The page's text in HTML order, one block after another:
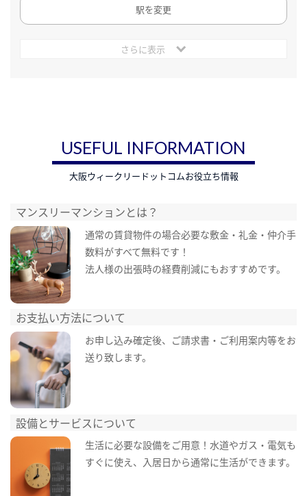
駅を変更
さらに表示
USEFUL INFORMATION
大阪ウィークリードットコムお役立ち情報
マンスリーマンションとは？
通常の賃貸物件の場合必要な敷金・礼金・仲介手
数料がすべて無料です！
法人様の出張時の経費削減にもおすすめです。
お支払い方法について
お申し込み確定後、ご請求書・ご利用案内等をお
送り致します。
設備とサービスについて
生活に必要な設備をご用意！水道やガス・電気も
すぐに使え、入居日から通常に生活ができます。